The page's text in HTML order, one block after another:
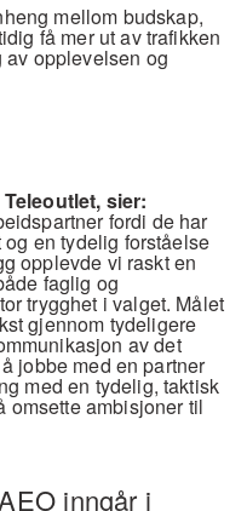
mellom budskap,
få mer ut av trafikken
opplevelsen og
sier:
fordi de har
en tydelig forståelse
opplevde vi raskt en
faglig og
trygghet i valget. Målet
gjennom tydeligere
av det
jobbe med en partner
med en tydelig, taktisk
omsette ambisjoner til
inngår i